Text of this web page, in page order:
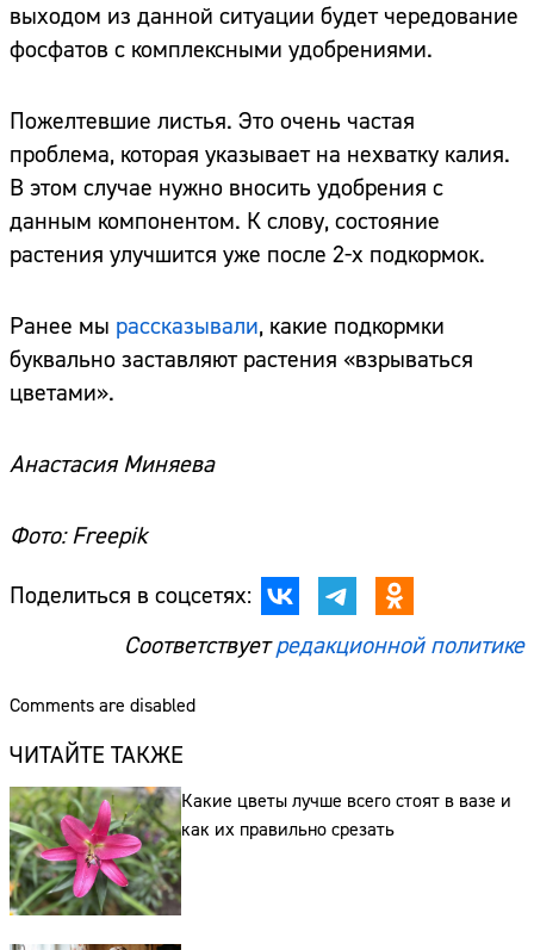
выходом из данной ситуации будет чередование
фосфатов с комплексными удобрениями.
Пожелтевшие листья. Это очень частая
проблема, которая указывает на нехватку калия.
В этом случае нужно вносить удобрения с
данным компонентом. К слову, состояние
растения улучшится уже после 2-х подкормок.
Ранее мы рассказывали, какие подкормки
буквально заставляют растения «взрываться
цветами».
Анастасия Миняева
Фото: Freepik
Поделиться в соцсетях:
Соответствуетредакционной политике
Comments are disabled
ЧИТАЙТЕ ТАКЖЕ
Какие цветы лучше всего стоят в вазе и
как их правильно срезать